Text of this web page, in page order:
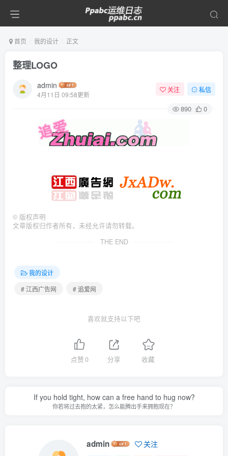
首页 我的设计 正文
整理LOGO
admin
4月11日 09:58更新
关注 私信
890 0
© 版权声明
文章版权归作者所有，未经允许请勿转载。
THE END
我的设计
# 江西广告网
# 追爱网
喜欢就支持以下吧
点赞0 分享 收藏
If you hold tight, how can a free hand to hug now?
你若将过去抱的太紧，怎么能腾出手来拥抱现在？
admin 关注